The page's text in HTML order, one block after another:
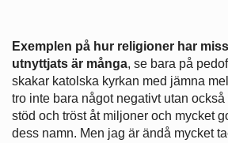
Exemplen på hur religioner har
utnyttjats är många, se bara på
skakar katolska kyrkan med jämna
tro inte bara något negativt utan
stöd och tröst åt miljoner och mycket
dess namn. Men jag är ändå mycket